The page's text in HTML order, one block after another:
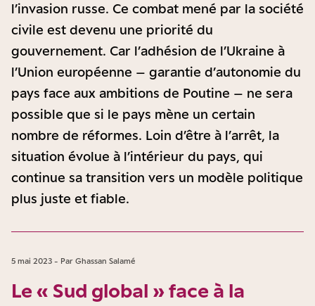
l’invasion russe. Ce combat mené par la société
civile est devenu une priorité du
gouvernement. Car l’adhésion de l’Ukraine à
l’Union européenne – garantie d’autonomie du
pays face aux ambitions de Poutine – ne sera
possible que si le pays mène un certain
nombre de réformes. Loin d’être à l’arrêt, la
situation évolue à l’intérieur du pays, qui
continue sa transition vers un modèle politique
plus juste et fiable.
5 mai 2023 - Par Ghassan Salamé
Le « Sud global » face à la